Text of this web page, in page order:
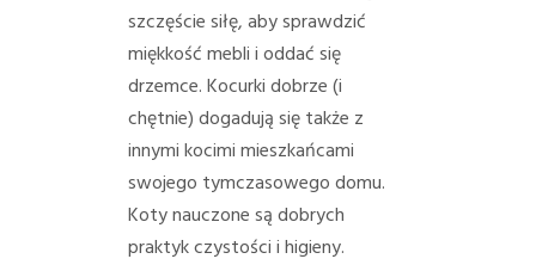
szczęście siłę, aby sprawdzić
miękkość mebli i oddać się
drzemce. Kocurki dobrze (i
chętnie) dogadują się także z
innymi kocimi mieszkańcami
swojego tymczasowego domu.
Koty nauczone są dobrych
praktyk czystości i higieny.